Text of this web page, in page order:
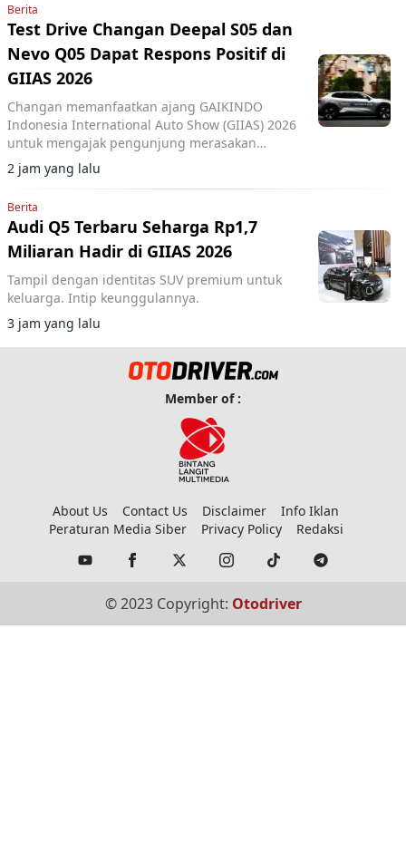
Berita
Test Drive Changan Deepal S05 dan
Nevo Q05 Dapat Respons Positif di
GIIAS 2026
Changan memanfaatkan ajang GAIKINDO
Indonesia International Auto Show (GIIAS) 2026
untuk mengajak pengunjung merasakan
langsung performa dua model terbarunya,
Changan Deepal S05 dan Changan Nevo Q05.
2 jam yang lalu
Berita
Audi Q5 Terbaru Seharga Rp1,7
Miliaran Hadir di GIIAS 2026
Tampil dengan identitas SUV premium untuk
keluarga. Intip keunggulannya.
3 jam yang lalu
Member of :
About Us Contact Us Disclaimer
Info Iklan
Peraturan Media Siber
Privacy Policy Redaksi
© 2023 Copyright: Otodriver